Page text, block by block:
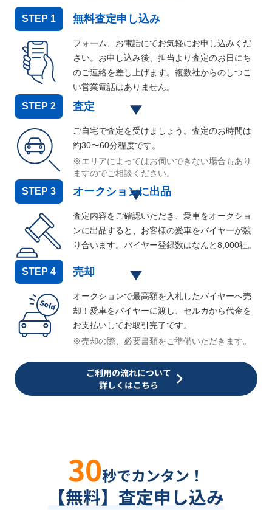
STEP 1 無料査定申し込み
フォーム、お電話にてお気軽にお申し込みくだ
さい。お申し込み後、担当より査定のお日にち
のご連絡を差し上げます。複数社からのしつこ
い営業電話はありません。
STEP 2 査定
ご自宅で査定を受けましょう。査定のお時間は
約30〜60分程度です。
※エリアによってはお伺いできない場合もあり
ますのでご相談ください。
STEP 3 オークションに出品
査定内容をご確認いただき、愛車をオークショ
ンに出品すると、お客様の愛車をバイヤーが競
り合います。バイヤー登録数はなんと8,000社。
STEP 4 売却
オークションで最高額を入札したバイヤーへ売
却！愛車をバイヤーに渡し、セルカから代金を
お支払いしてお取引完了です。
※売却の際、必要書類をご準備いただきます。
ご利用の流れについて
詳しくはこちら
30秒でカンタン！
【無料】査定申し込み